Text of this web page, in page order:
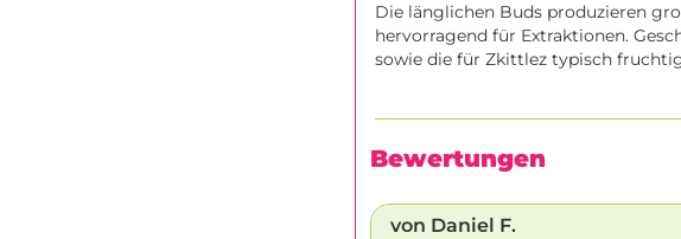
Die länglichen Buds produzieren
hervorragend für Extraktionen.
sowie die für Zkittlez typisch
Bewertungen
von Daniel F.